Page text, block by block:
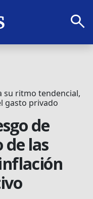
search
su ritmo tendencial,
gasto privado
de
las